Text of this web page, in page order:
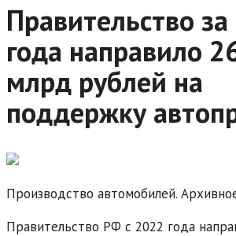
Правительство за
года направило
млрд рублей на
поддержку
Производство автомобилей.
Правительство РФ с 2022 года